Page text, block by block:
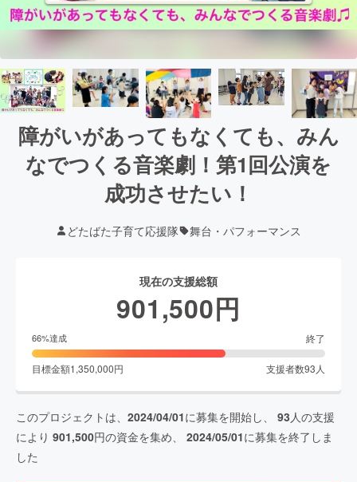
障がいがあってもなくても、みん
なでつくる音楽劇！第1回公演を
成功させたい！
どたばた子育て応援隊 舞台・パフォーマンス
現在の支援総額
901,500円
66%達成 終了
目標金額1,350,000円 支援者数93 人
このプロジェクトは、 2024/04/01に募集を開始し、 93 人の支援
により 901,500円の資金を集め、 2024/05/01に募集を終了しま
した